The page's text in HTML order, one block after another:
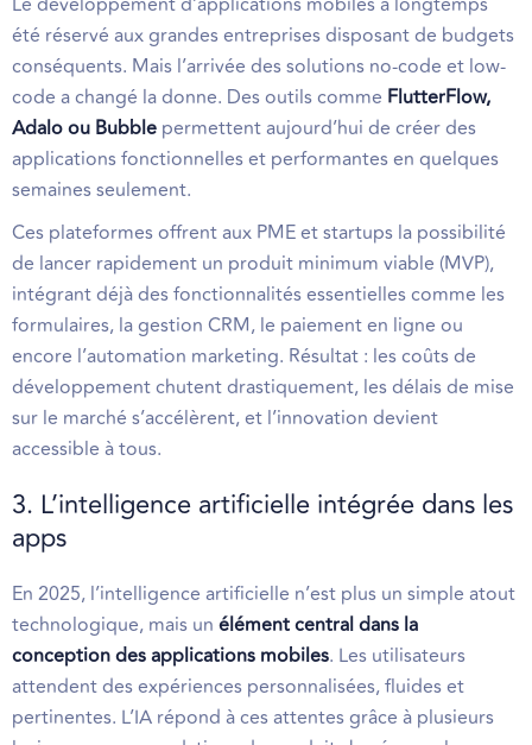
été réservé aux grandes entreprises disposant de budgets
conséquents. Mais l’arrivée des solutions no-code et low-
code a changé la donne. Des outils comme FlutterFlow,
Adalo ou Bubble permettent aujourd’hui de créer des
applications fonctionnelles et performantes en quelques
semaines seulement.
Ces plateformes offrent aux PME et startups la possibilité
de lancer rapidement un produit minimum viable (MVP),
intégrant déjà des fonctionnalités essentielles comme les
formulaires, la gestion CRM, le paiement en ligne ou
encore l’automation marketing. Résultat : les coûts de
développement chutent drastiquement, les délais de mise
sur le marché s’accélèrent, et l’innovation devient
accessible à tous.
3. L’intelligence artificielle intégrée dans les
apps
En 2025, l’intelligence artificielle n’est plus un simple atout
technologique, mais un élément central dans la
conception des applications mobiles. Les utilisateurs
attendent des expériences personnalisées, fluides et
pertinentes. L’IA répond à ces attentes grâce à plusieurs